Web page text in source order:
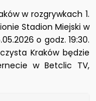
w rozgrywkach 1.
Stadion Miejski w
o godz. 19:30.
Kraków będzie
w Betclic TV,